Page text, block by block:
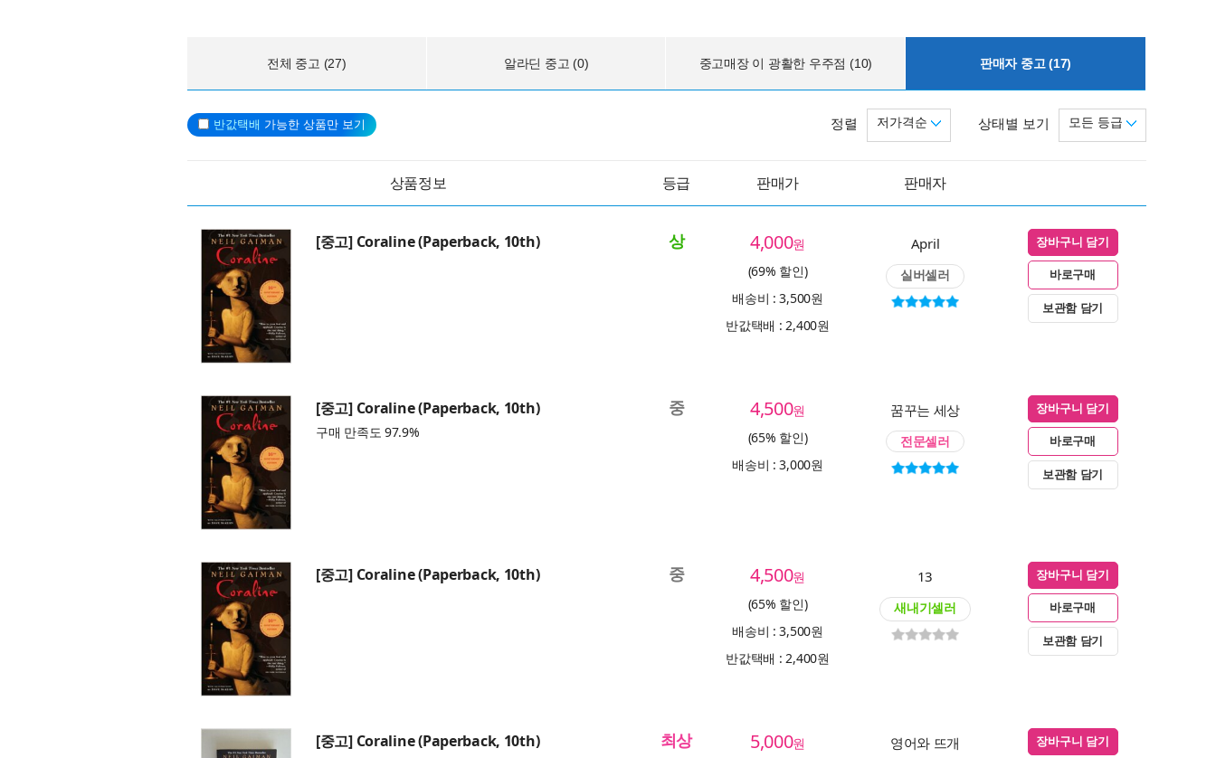
전체 중고 (27) 알라딘 중고 (0) 중고매장 이 광활한 우주점 (10) 판매자 중고 (17)
반값택배 가능한 상품만 보기 상태별 보기 모든 등급
정렬 저가격순
상품정보 등급 판매가 판매자
[중고] Coraline (Paperback, 10th) 상 4,000원
(69% 할인)
배송비 : 3,500원
반값택배 : 2,400원
April
실버셀러
장바구니 담기
바로구매
보관함 담기
[중고] Coraline (Paperback, 10th)
구매 만족도 97.9%
중 4,500원
(65% 할인)
배송비 : 3,000원
꿈꾸는 세상
전문셀러
장바구니 담기
바로구매
보관함 담기
[중고] Coraline (Paperback, 10th) 중 4,500원
(65% 할인)
배송비 : 3,500원
반값택배 : 2,400원
13
새내기셀러
장바구니 담기
바로구매
보관함 담기
[중고] Coraline (Paperback, 10th) 최상 5,000원
영어와 뜨개 장바구니 담기